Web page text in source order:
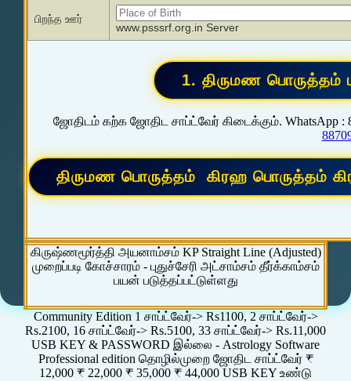
பிறந்த ஊர்
www.psssrf.org.in Server
ஜோதிடம் கற்க ஜோதிட சாப்ட்வேர் கிடைக்கும். WhatsApp :
கிருஷ்ணமூர்த்தி அயனாம்சம் KP Straight Line (Adjusted)
முறைப்படி கோச்சாரம் - புதுச்சேரி அட்சாம்சம் தீர்க்காம்சம்
பயன் படுத்தப்பட்டுள்ளது
Community Edition 1 சாப்ட்வேர்-> Rs1100, 2 சாப்ட்வேர்->
Rs.2100, 16 சாப்ட்வேர்-> Rs.5100, 33 சாப்ட்வேர்-> Rs.11,000
USB KEY & PASSWORD இல்லை - Astrology Software
Professional edition தொழில்முறை ஜோதிட சாப்ட்வேர் ₹
12,000 ₹ 22,000 ₹ 35,000 ₹ 44,000 USB KEY உண்டு